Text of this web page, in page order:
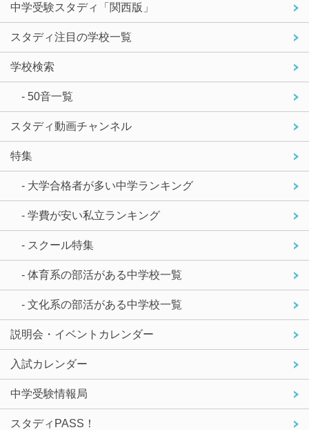
中学受験スタディ「関西版」
スタディ注目の学校一覧
学校検索
- 50音一覧
スタディ動画チャンネル
特集
- 大学合格者が多い中学ランキング
- 学費が安い私立ランキング
- スクール特集
- 体育系の部活がある中学校一覧
- 文化系の部活がある中学校一覧
説明会・イベントカレンダー
入試カレンダー
中学受験情報局
スタディPASS！